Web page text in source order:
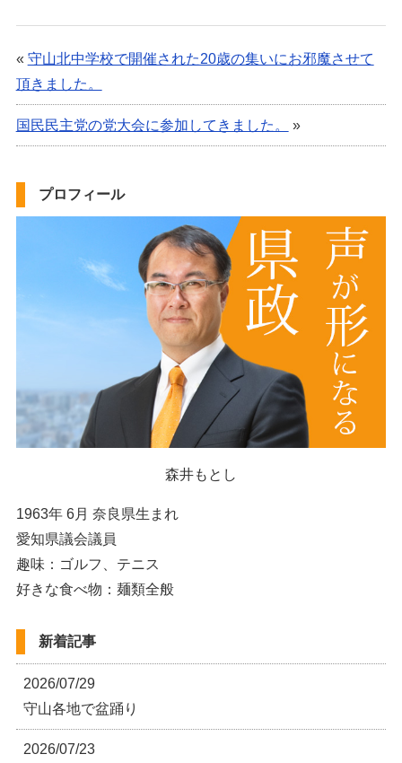
« 守山北中学校で開催された20歳の集いにお邪魔させて
頂きました。
国民民主党の党大会に参加してきました。 »
プロフィール
森井もとし
1963年 6月 奈良県生まれ
愛知県議会議員
趣味：ゴルフ、テニス
好きな食べ物：麺類全般
新着記事
2026/07/29
守山各地で盆踊り
2026/07/23